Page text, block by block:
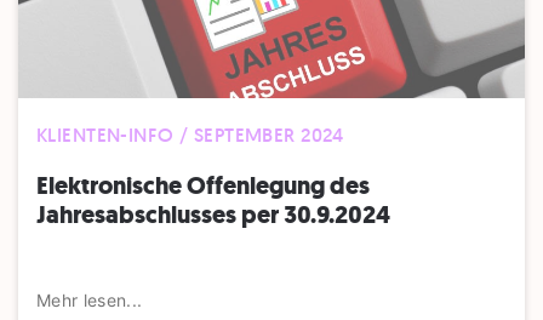
KLIENTEN-INFO / SEPTEMBER 2024
Elektronische Offenlegung des
Jahresabschlusses per 30.9.2024
Mehr lesen...